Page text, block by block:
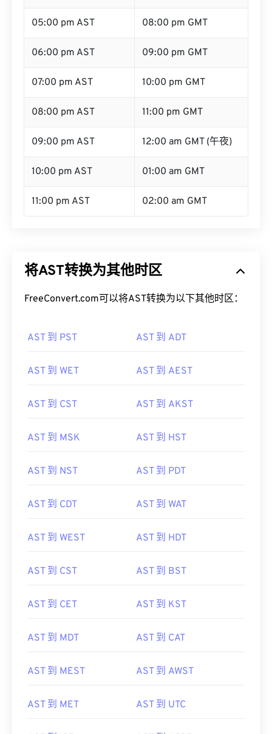
05:00 pm AST 08:00 pm GMT
06:00 pm AST 09:00 pm GMT
07:00 pm AST 10:00 pm GMT
08:00 pm AST 11:00 pm GMT
09:00 pm AST 12:00 am GMT (午夜)
10:00 pm AST 01:00 am GMT
11:00 pm AST 02:00 am GMT
将AST转换为其他时区
FreeConvert.com可以将AST转换为以下其他时区：
AST 到 PST AST 到 ADT
AST 到 WET AST 到 AEST
AST 到 CST AST 到 AKST
AST 到 MSK AST 到 HST
AST 到 NST AST 到 PDT
AST 到 CDT AST 到 WAT
AST 到 WEST AST 到 HDT
AST 到 CST AST 到 BST
AST 到 CET AST 到 KST
AST 到 MDT AST 到 CAT
AST 到 MEST AST 到 AWST
AST 到 MET AST 到 UTC